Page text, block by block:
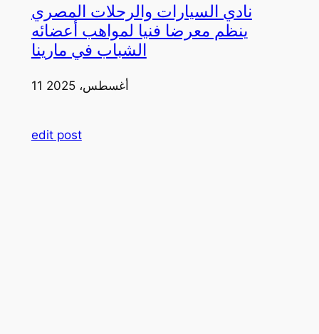
نادي السيارات والرحلات المصري
ينظم معرضا فنيا لمواهب أعضائه
الشباب في مارينا
11 أغسطس، 2025
edit post